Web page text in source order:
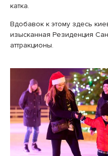
катка.
Вдобавок к этому здесь
изысканная Резиденция
аттракционы.